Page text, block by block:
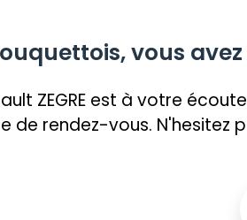
vous
ZEGRE est à votre
de rendez-vous. N'hesitez